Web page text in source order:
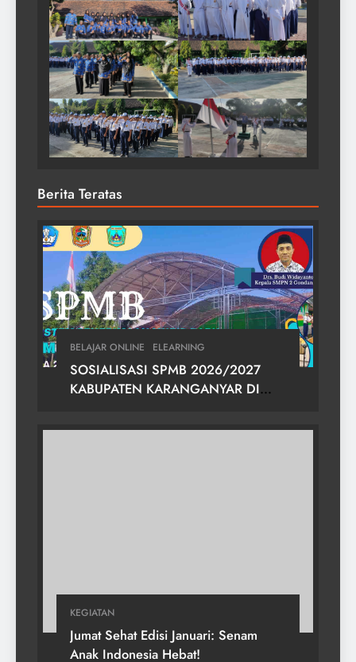
Berita Teratas
BELAJAR ONLINE ELEARNING
SOSIALISASI SPMB 2026/2027
KABUPATEN KARANGANYAR DI
KEGIATAN
Jumat Sehat Edisi Januari: Senam
Anak Indonesia Hebat!